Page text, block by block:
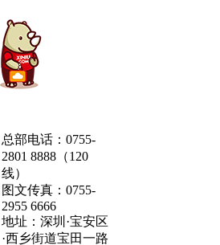
·深圳·研发总部
总部电话：0755-
2801 8888（120
线）
图文传真：0755-
2955 6666
地址：深圳·宝安区
·西乡街道宝田一路